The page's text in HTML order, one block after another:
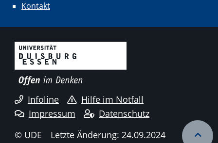
Kontakt
Infoline
Hilfe im Notfall
Impressum
Datenschutz
© UDE
Letzte Änderung: 24.09.2024